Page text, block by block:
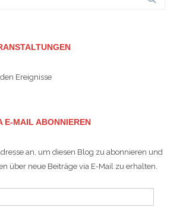
Ereignisse
E-MAIL ABONNIEREN
an, um diesen Blog zu abonnieren und
über neue Beiträge via E-Mail zu erhalten.